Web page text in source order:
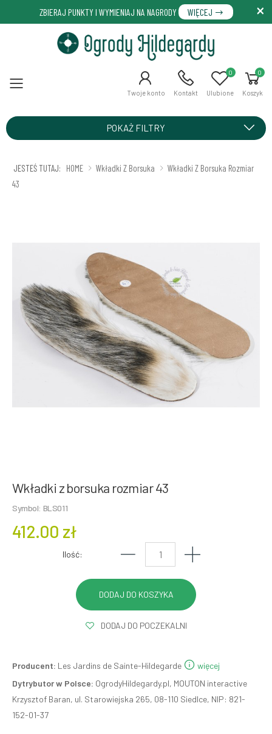
ZBIERAJ PUNKTY I WYMIENIAJ NA NAGRODY WIĘCEJ
Menu Twoje konto Kontakt Ulubione
0 0
Koszyk
POKAŻ FILTRY
JESTEŚ TUTAJ: HOME Wkładki Z Borsuka
Wkładki Z Borsuka Rozmiar
43
Wkładki z borsuka rozmiar 43
Symbol: BLS011
412.00 zł
Ilość:
DODAJ DO POCZEKALNI
Producent: Les Jardins de Sainte-Hildegarde
więcej
Dytrybutor w Polsce: OgrodyHildegardy.pl, MOUTON interactive
Krzysztof Baran, ul. Starowiejska 265, 08-110 Siedlce, NIP: 821-
152-01-37